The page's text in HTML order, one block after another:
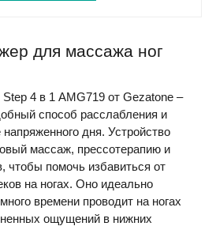
для массажа ног
4 в 1 AMG719 от Gezatone –
способ расслабления и
дня. Устройство
массаж, прессотерапию и
чтобы помочь избавиться от
на ногах. Оно идеально
времени проводит на ногах
ощущений в нижних